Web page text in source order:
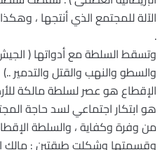
الآلة للمجتمع الذي أنتجها ،
.
وتسقط السلطة مع أدواتها (
والسطو والنهب والقتل والتدمير ..)
الإقطاع هو عصر لسلطة مالكة
هو ابتكار اجتماعي لسد حاجة
من وفرة وكفاية ، والسلطة
وقسمتها وشكلت طبقتين : مالك